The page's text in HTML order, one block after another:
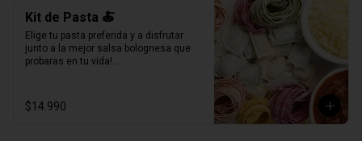
Kit de Pasta 🍝
Elige tu pasta preferida y a disfrutar
junto a la mejor salsa bolognesa que
probaras en tu vida!
400grs de bolognesa con abundante
carne mechada de vacuno.
$14.990